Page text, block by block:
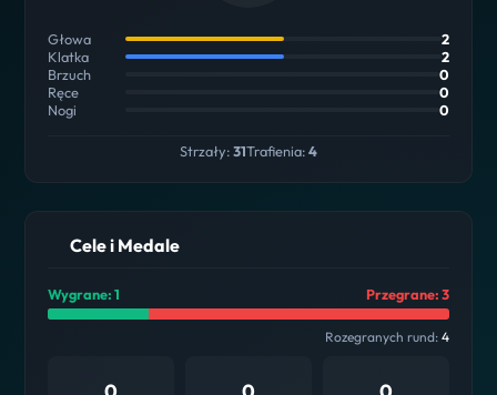
Głowa
2
Klatka
2
Brzuch
0
Ręce
0
Nogi
0
Strzały:31Trafienia:4
Cele i Medale
Wygrane: 1 Przegrane: 3
Rozegranych rund: 4